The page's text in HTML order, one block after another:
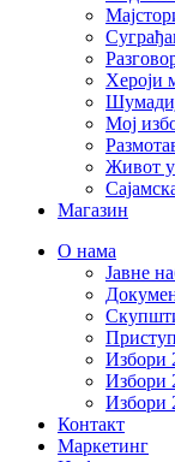
Хероји
Мој
Живот у
Магазин
О нама
Јавне
Избори
Избори
Избори
Контакт
Маркетинг